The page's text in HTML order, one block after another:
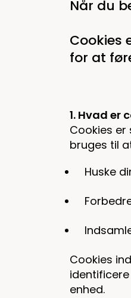
Når du
Cookies
for at
1. Hvad er
Cookies
bruges til
Huske
Cookies
enhed.